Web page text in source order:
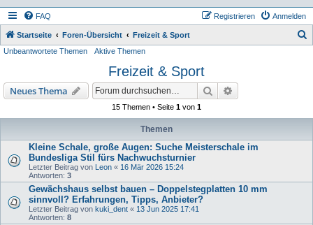
FAQ Anmelden
Registrieren
Startseite Foren-Übersicht Freizeit & Sport
Unbeantwortete Themen Aktive Themen
Freizeit & Sport
Neues Thema Suche
15 Themen • Seite 1 von 1
Themen
Kleine Schale, große Augen: Suche Meisterschale im
Bundesliga Stil fürs Nachwuchsturnier
Letzter Beitrag von Leon « 16 Mär 2026 15:24
Antworten: 3
Gewächshaus selbst bauen – Doppelstegplatten 10 mm
sinnvoll? Erfahrungen, Tipps, Anbieter?
Letzter Beitrag von kuki_dent « 13 Jun 2025 17:41
Antworten: 8